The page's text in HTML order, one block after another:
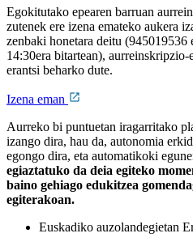
Egokitutako epearen barruan
zutenek ere izena emateko aukera
zenbaki honetara deitu (945019536
14:30era bitartean), aurreinskripzio-
erantsi beharko dute.
Izena eman
Aurreko bi puntuetan iragarritako
izango dira, hau da, autonomia
egongo dira, eta automatikoki
egiaztatuko da deia egiteko
baino gehiago edukitzea
egiterakoan.
Euskadiko auzolandegietan